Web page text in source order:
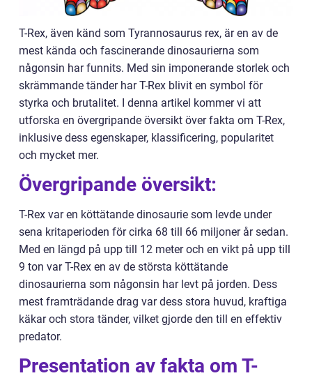
T-Rex, även känd som Tyrannosaurus rex, är en av de
mest kända och fascinerande dinosaurierna som
någonsin har funnits. Med sin imponerande storlek och
skrämmande tänder har T-Rex blivit en symbol för
styrka och brutalitet. I denna artikel kommer vi att
utforska en övergripande översikt över fakta om T-Rex,
inklusive dess egenskaper, klassificering, popularitet
och mycket mer.
Övergripande översikt:
T-Rex var en köttätande dinosaurie som levde under
sena kritaperioden för cirka 68 till 66 miljoner år sedan.
Med en längd på upp till 12 meter och en vikt på upp till
9 ton var T-Rex en av de största köttätande
dinosaurierna som någonsin har levt på jorden. Dess
mest framträdande drag var dess stora huvud, kraftiga
käkar och stora tänder, vilket gjorde den till en effektiv
predator.
Presentation av fakta om T-